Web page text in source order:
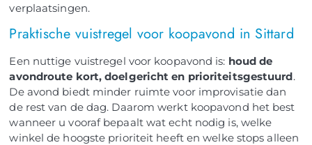
verplaatsingen.
Praktische vuistregel voor koopavond in Sittard
Een nuttige vuistregel voor koopavond is: houd de
avondroute kort, doelgericht en prioriteitsgestuurd.
De avond biedt minder ruimte voor improvisatie dan
de rest van de dag. Daarom werkt koopavond het best
wanneer u vooraf bepaalt wat echt nodig is, welke
winkel de hoogste prioriteit heeft en welke stops alleen